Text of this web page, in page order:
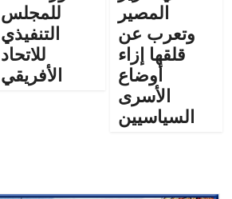
المصير
وتعرب عن
قلقها إزاء
أوضاع
الأسرى
السياسيين
للمجلس
التنفيذي
للاتحاد
الأفريقي